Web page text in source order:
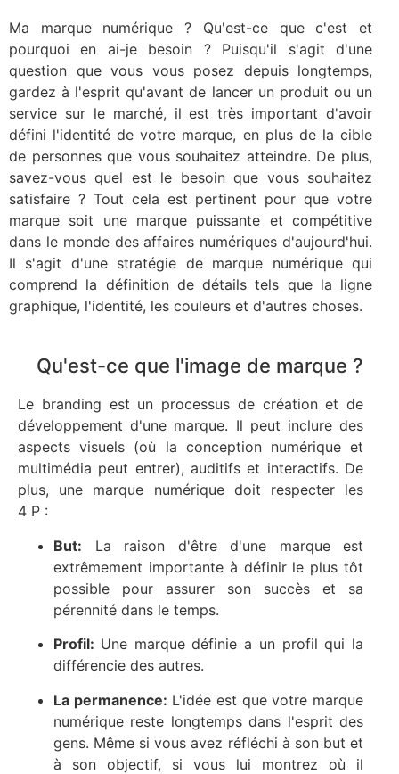
Ma marque numérique ? Qu'est-ce que c'est et
pourquoi en ai-je besoin ? Puisqu'il s'agit d'une
question que vous vous posez depuis longtemps,
gardez à l'esprit qu'avant de lancer un produit ou un
service sur le marché, il est très important d'avoir
défini l'identité de votre marque, en plus de la cible
de personnes que vous souhaitez atteindre. De plus,
savez-vous quel est le besoin que vous souhaitez
satisfaire ? Tout cela est pertinent pour que votre
marque soit une marque puissante et compétitive
dans le monde des affaires numériques d'aujourd'hui.
Il s'agit d'une stratégie de marque numérique qui
comprend la définition de détails tels que la ligne
graphique, l'identité, les couleurs et d'autres choses.
Qu'est-ce que l'image de marque ?
Le branding est un processus de création et de
développement d'une marque. Il peut inclure des
aspects visuels (où la conception numérique et
multimédia peut entrer), auditifs et interactifs. De
plus, une marque numérique doit respecter les
4 P :
But: La raison d'être d'une marque est
extrêmement importante à définir le plus tôt
possible pour assurer son succès et sa
pérennité dans le temps.
Profil: Une marque définie a un profil qui la
différencie des autres.
La permanence: L'idée est que votre marque
numérique reste longtemps dans l'esprit des
gens. Même si vous avez réfléchi à son but et
à son objectif, si vous lui montrez où il